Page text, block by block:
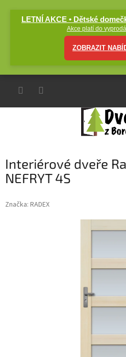
LETNÍ AKCE • Dětské
Akce platí do
ZOBRAZIT
Interiérové dveře
NEFRYT 4S
Značka: RADEX